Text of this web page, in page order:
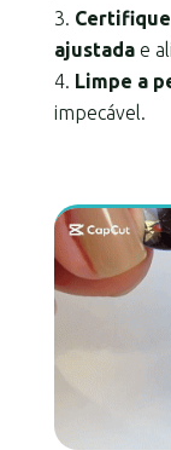
ajustadae
Limpe a
impecável.